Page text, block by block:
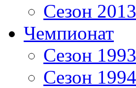
Сезон
Чемпионат
Сезон
Сезон